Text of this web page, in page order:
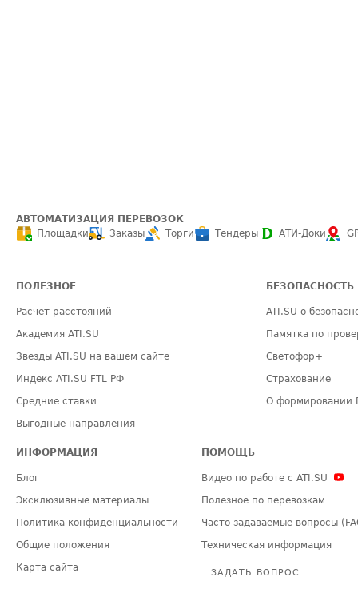
АВТОМАТИЗАЦИЯ ПЕРЕВОЗОК
Площадки
Заказы Торги Тендеры АТИ-Доки
ПОЛЕЗНОЕ
Расчет расстояний
Академия ATI.SU
Звезды ATI.SU на вашем сайте
Индекс ATI.SU FTL РФ
Средние ставки
Выгодные направления
БЕЗОПАСНОСТЬ
ATI.SU о
Памятка по
Светофор+
Страхование
О формировании
ИНФОРМАЦИЯ
Блог
Эксклюзивные материалы
Политика конфиденциальности
Общие положения
Карта сайта
ПОМОЩЬ
Видео по работе с ATI.SU
Полезное по перевозкам
Часто задаваемые вопросы
Техническая информация
ЗАДАТЬ ВОПРОС